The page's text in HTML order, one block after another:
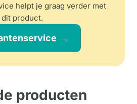
helpt je graag verder met
product.
→
producten